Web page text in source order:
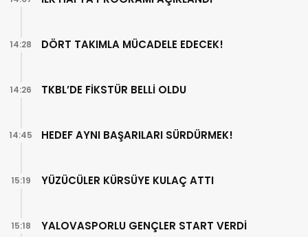
DÖRT TAKIMLA MÜCADELE EDECEK!
14:28
TKBL’DE FİKSTÜR BELLİ OLDU
14:26
HEDEF AYNI BAŞARILARI SÜRDÜRMEK!
14:45
YÜZÜCÜLER KÜRSÜYE KULAÇ ATTI
15:19
YALOVASPORLU GENÇLER START VERDİ
15:18